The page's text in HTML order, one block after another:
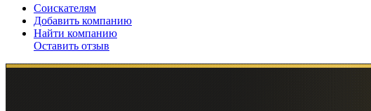
Соискателям
Добавить компанию
Найти компанию
Оставить отзыв